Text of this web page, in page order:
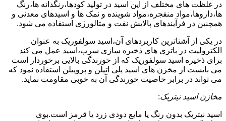
در غلظت های مختلف از این اسید در تولید کودها،رنگدانه ها،رنگ
ها،داروها،مواد منفجره،مواد شوینده و نمک ها و اسیدهای معدنی و
همچنین در فرآیندهای پالایش نفت و متالورژی استفاده می شود.
در یکی از آشناترین کاربردهای آن،اسید سولفوریک به عنوان
الکترولیت در باتری های ذخیره سازی سرب،اسید عمل می کند
برای ذخیره اسید سولفوریک که از خورندگی بالایی برخوردار است
می بایست از مخزن های اسید پلی اتیلن و پروپیلن استفاده نمود که
می تواند در برابر خاصیت خورندگی آن به خوبی مقاومت نماید.
مخازن اسید نیتریک:
اسید نیتریک بدون رنگ یا مایع دودی زرد یا قرمز است.بوی